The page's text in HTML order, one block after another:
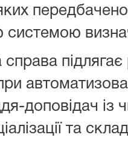
системою
підлягає
доповідач із
та